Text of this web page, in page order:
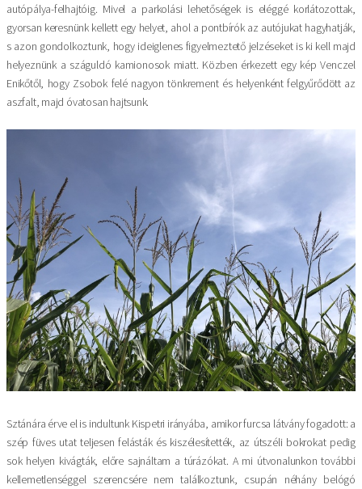
autópálya-felhajtóig. Mivel a parkolási lehetőségek is eléggé korlátozottak,
gyorsan keresnünk kel­lett egy helyet, ahol a pontbírók az autójukat hagyhatják,
s azon gondolkoztunk, hogy ideiglenes figyelmeztető jelzéseket is ki kell majd
helyeznünk a száguldó kamionosok miatt. Közben érkezett egy kép Venczel
Enikőtől, hogy Zsobok felé nagyon tönkrement és helyenként felgyűrődött az
aszfalt, majd óvatosan hajtsunk.
Sztánára érve el is indultunk Kispetri irányába, amikor furcsa látvány fogadott: a
szép füves utat teljesen felásták és kiszélesítették, az útszéli bokrokat pedig
sok helyen kivágták, előre sajnáltam a túrázókat. A mi útvonalunkon további
kellemetlenséggel szerencsére nem találkoztunk, csupán néhány belógó